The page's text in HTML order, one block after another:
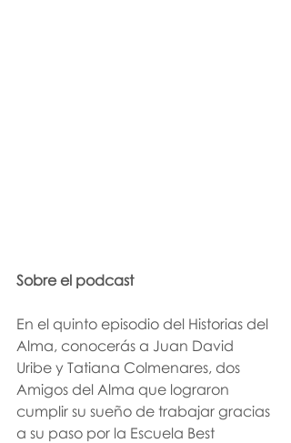
Sobre el podcast
En el quinto episodio del Historias del
Alma, conocerás a Juan David
Uribe y Tatiana Colmenares, dos
Amigos del Alma que lograron
cumplir su sueño de trabajar gracias
a su paso por la Escuela Best